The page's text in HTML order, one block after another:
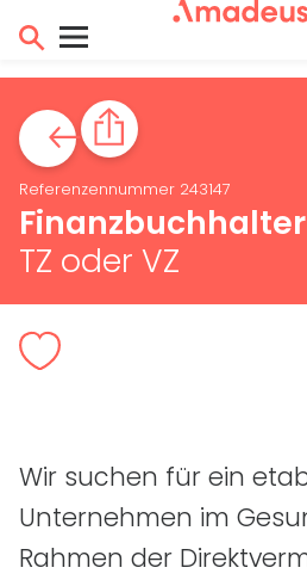
Referenzennummer 243147
Finanzbuchhalter
TZ oder VZ
Wir suchen für ein
Unternehmen im
Rahmen der